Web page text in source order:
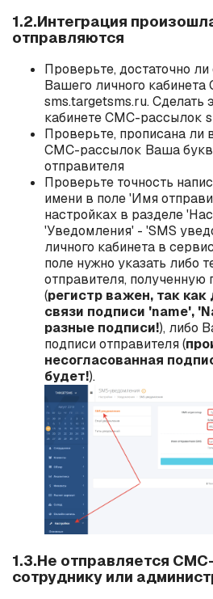
1.2.Интеграция
отправляются
Проверьте, достаточно
Вашего личного
sms.targetsms.ru. Сделать
кабинете СМС-рассылок
Проверьте, прописана ли
СМС-рассылок Ваша
отправителя
Проверьте точность
имени в поле 'Имя
настройках в разделе
'Уведомления' - 'SMS
личного кабинета в
поле нужно указать либо
отправителя, полученную
(регистр важен, так как
связи подписи 'name',
разные подписи!), либо
подписи отправителя (
несогласованная
будет!).
1.3.Не отправляется
сотруднику или